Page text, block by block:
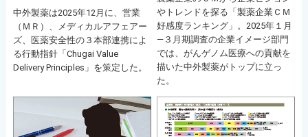
中外製薬は2025年12月に、営業
（ＭＲ）、メディカルアフェアー
ズ、医薬安全性の３本部連携によ
る行動指針「Chugai Value
Delivery Principles」を策定した。
やトレンドを探る「製薬企業ＣＭ
好感度ランキング」。2025年１月
―３月期調査の企業イメージ部門
では、がんゲノム医療への貢献を
描いた中外製薬がトップに立っ
た。